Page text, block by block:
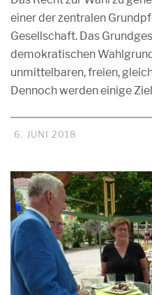
einer der zentralen
Gesellschaft. Das
demokratischen
unmittelbaren, freien,
Dennoch werden einige
6. JUNI 2018